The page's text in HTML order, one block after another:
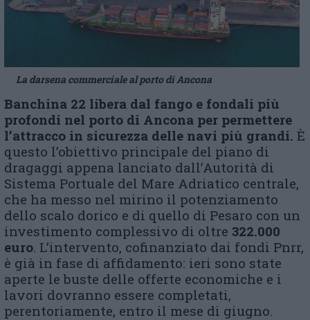
La darsena commerciale al porto di Ancona
Banchina 22 libera dal fango e fondali più
profondi nel porto di Ancona per permettere
l’attracco in sicurezza delle navi più grandi. È
questo l’obiettivo principale del piano di
dragaggi appena lanciato dall’Autorità di
Sistema Portuale del Mare Adriatico centrale,
che ha messo nel mirino il potenziamento
dello scalo dorico e di quello di Pesaro con un
investimento complessivo di oltre 322.000
euro. L’intervento, cofinanziato dai fondi Pnrr,
è già in fase di affidamento: ieri sono state
aperte le buste delle offerte economiche e i
lavori dovranno essere completati,
perentoriamente, entro il mese di giugno.